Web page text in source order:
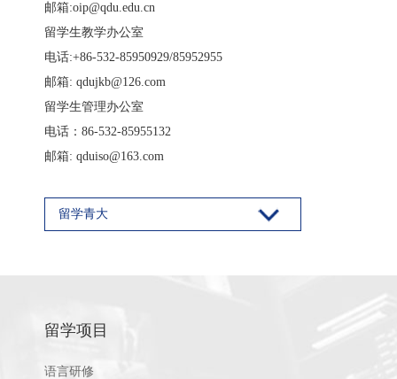
邮箱:oip@qdu.edu.cn
留学生教学办公室
电话:+86-532-85950929/85952955
邮箱: qdujkb@126.com
留学生管理办公室
电话：86-532-85955132
邮箱: qduiso@163.com
留学青大
留学项目
语言研修